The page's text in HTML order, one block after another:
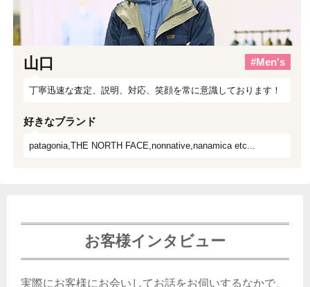
山口 #Men's
丁寧迅速な査定、説明、対応、笑顔を常に意識しております！
好きなブランド
patagonia,THE NORTH FACE,nonnative,nanamica etc...
お客様インタビュー
実際にお客様にお会いしてお話をお伺いするなかで、